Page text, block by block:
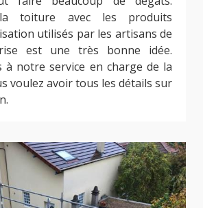
la toiture avec les produits
utilisés par les artisans de
est une très bonne idée.
à notre service en charge de la
voulez avoir tous les détails sur